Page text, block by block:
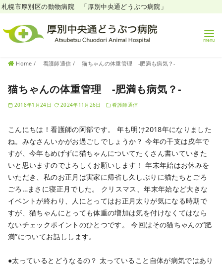
札幌市厚別区の動物病院 「厚別中央通どうぶつ病院」
Home 看護師通信 猫ちゃんの体重管理 -肥満も病気？-
猫ちゃんの体重管理 -肥満も病気？-
2018年1月24日 2024年11月26日 看護師通信
こんにちは！看護師の阿部です。
年も明け2018年になりました
ね。みなさんいかがお過ごしでしょうか？ 今年の干支は戌年で
すが、今年もめげずに猫ちゃんについてたくさん書いていきた
いと思いますのでよろしくお願いします！ 年末年始はお休みを
いただき、私のお正月は実家に帰省し久しぶりに猫たちとごろ
ごろ…まさに寝正月でした。
クリスマス、年末年始など大きな
イベントが終わり、人にとってはお正月太りが気になる時期で
すが、猫ちゃんにとっても体重の増加は気を付けなくてはなら
ないチェックポイントのひとつです。
今回はその猫ちゃんの“肥
満”についてお話しします。
●太っているとどうなるの？ 太っていること自体が病気ではあり